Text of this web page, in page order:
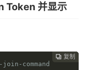
Token 并显示
 复制
 复制
 复制
command